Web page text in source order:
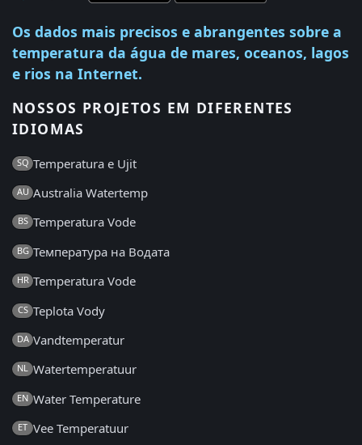
Os dados mais precisos e abrangentes sobre a
temperatura da água de mares, oceanos, lagos
e rios na Internet.
NOSSOS PROJETOS EM DIFERENTES
IDIOMAS
SQ Temperatura e Ujit
AU Australia Watertemp
BS Temperatura Vode
BG Температура на Водата
HR Temperatura Vode
CS Teplota Vody
DA Vandtemperatur
NL Watertemperatuur
EN Water Temperature
ET Vee Temperatuur